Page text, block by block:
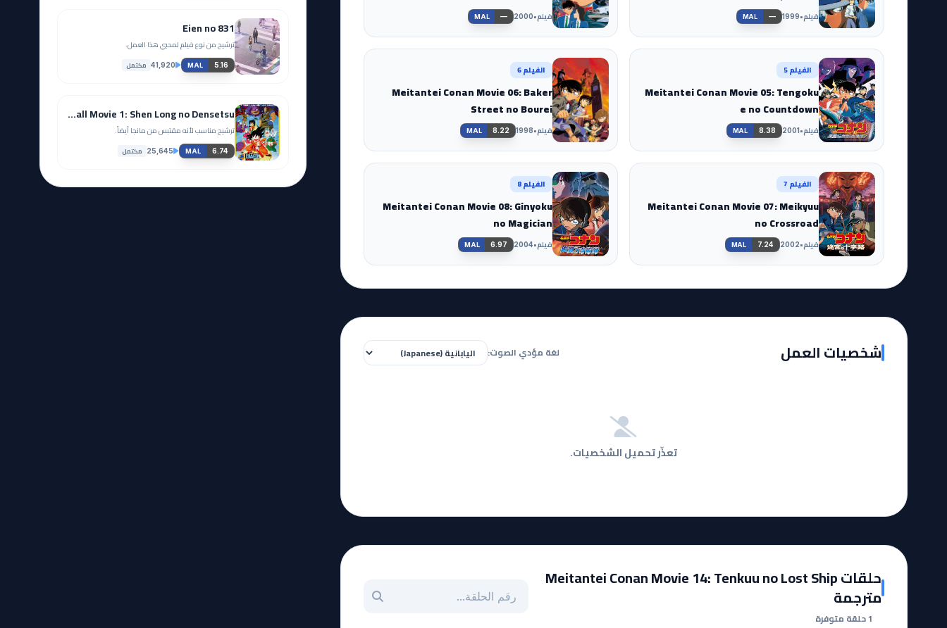
فيلم•
1999
MAL — فيلم•
2000
MAL —
الفيلم 5
Meitantei Conan Movie 05: Tengoku
e no Countdown
فيلم•
2001
MAL 8.38
الفيلم 6
Meitantei Conan Movie 06: Baker
Street no Bourei
فيلم•
1998
MAL 8.22
الفيلم 7
Meitantei Conan Movie 07: Meikyuu
no Crossroad
فيلم•
2002
MAL 7.24
الفيلم 8
Meitantei Conan Movie 08: Ginyoku
no Magician
فيلم•
2004
MAL 6.97
شخصيات العمل لغة مؤدي الصوت:
تعذّر تحميل الشخصيات.
حلقات Meitantei Conan Movie 14: Tenkuu no Lost Ship
مترجمة
1 حلقة متوفرة
بحث عن حلقة بالرقم
Eien no 831
ترشيح من نوع فيلم لمحبي هذا العمل.
MAL 5.16
41,920 مكتمل
Dragon Ball Movie 1: Shen Long no Densetsu
ترشيح مناسب لأنه مقتبس من مانجا أيضاً.
MAL 6.74
25,645 مكتمل